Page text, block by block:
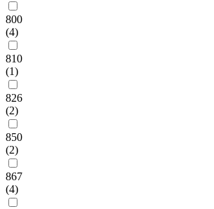
800
(4)
810
(1)
826
(2)
850
(2)
867
(4)